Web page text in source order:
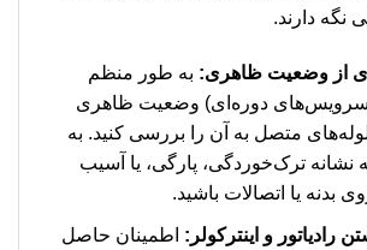
نگه دارند.
از وضعیت ظاهری: به طور منظم
سرویس‌های دوره‌ای) وضعیت ظاهری
لوله‌های متصل به آن را بررسی کنید. به
نشانه ترک‌خوردگی، پارگی، یا آسیب
بدنه یا اتصالات باشید.
رادیاتور و اینترکولر: اطمینان حاصل